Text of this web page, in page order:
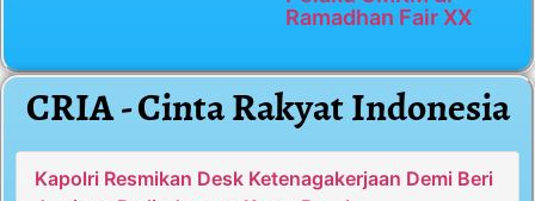
Ramadhan Fair XX
CRIA - Cinta Rakyat Indonesia
Kapolri Resmikan Desk Ketenagakerjaan Demi Beri